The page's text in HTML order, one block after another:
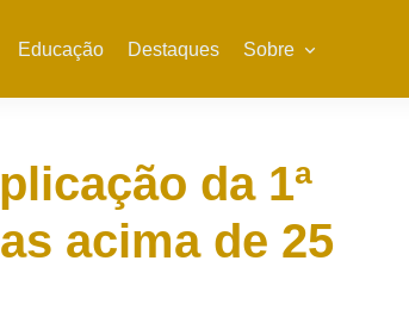
Educação Destaques Sobre
da 1ª
acima de 25